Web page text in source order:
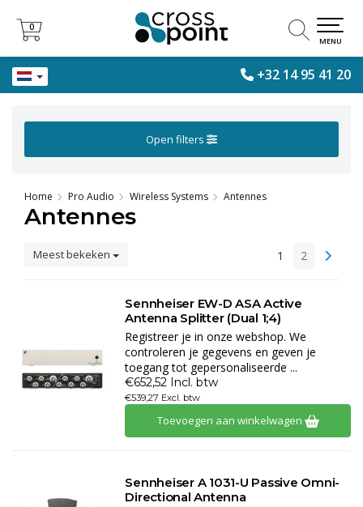
+32 14 95 41 20
0
0
MENU
Open filters
Home Pro Audio Wireless Systems Antennes
Antennes
Meest bekeken 1 2
Sennheiser EW-D ASA Active
Antenna Splitter (Dual 1;4)
Registreer je in onze webshop. We
controleren je gegevens en geven je
toegang tot gepersonaliseerde ...
€652,52 Incl. btw
€539,27 Excl. btw
Toevoegen aan winkelwagen
Sennheiser A 1031-U Passive Omni-
Directional Antenna